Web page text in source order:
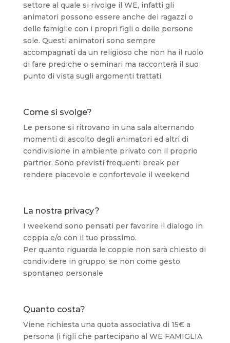
settore al quale si rivolge il WE, infatti gli
animatori possono essere anche dei ragazzi o
delle famiglie con i propri figli o delle persone
sole. Questi animatori sono sempre
accompagnati da un religioso che non ha il ruolo
di fare prediche o seminari ma racconterà il suo
punto di vista sugli argomenti trattati.
Come si svolge?
Le persone si ritrovano in una sala alternando
momenti di ascolto degli animatori ed altri di
condivisione in ambiente privato con il proprio
partner. Sono previsti frequenti break per
rendere piacevole e confortevole il weekend
La nostra privacy?
I weekend sono pensati per favorire il dialogo in
coppia e/o con il tuo prossimo.
Per quanto riguarda le coppie non sarà chiesto di
condividere in gruppo, se non come gesto
spontaneo personale
Quanto costa?
Viene richiesta una quota associativa di 15€ a
persona (i figli che partecipano al WE FAMIGLIA